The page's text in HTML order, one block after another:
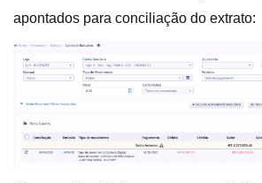
apontados para conciliação do extrato: